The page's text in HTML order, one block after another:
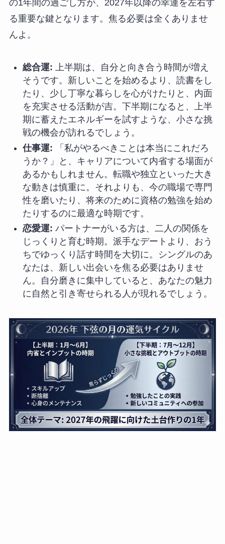
の1年間の過ごし方が、2027年以降の幸運を左右す
る重要な鍵となります。焦る必要は全くありませ
んよ。
総合運: 上半期は、自分と向き合う時間が増え
そうです。新しいことを始めるより、読書をし
たり、少し丁寧な暮らしを心がけたりと、内面
を充実させる活動が吉。下半期になると、上半
期に蓄えたエネルギーを試すような、小さな挑
戦の機会が訪れるでしょう。
仕事運: 「私がやるべきことは本当にこれだろ
うか？」と、キャリアについて内省する場面が
あるかもしれません。転職や独立といった大き
な動きは慎重に。それよりも、今の職場で専門
性を磨いたり、将来のために資格の勉強を始め
たりするのに最適な時期です。
恋愛運: パートナーがいる方は、二人の関係を
じっくりと育む時期。派手なデートより、おう
ちでゆっくり話す時間を大切に。シングルのあ
なたは、新しい出会いを焦る必要はありませ
ん。自分磨きに集中していると、あなたの魅力
に自然と引き寄せられる人が現れるでしょう。